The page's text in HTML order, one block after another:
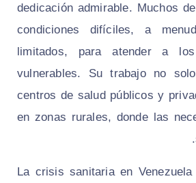
dedicación admirable. Muchos
condiciones difíciles, a
limitados, para atender a
vulnerables. Su trabajo no
centros de salud públicos y
en zonas rurales, donde las
La crisis sanitaria en